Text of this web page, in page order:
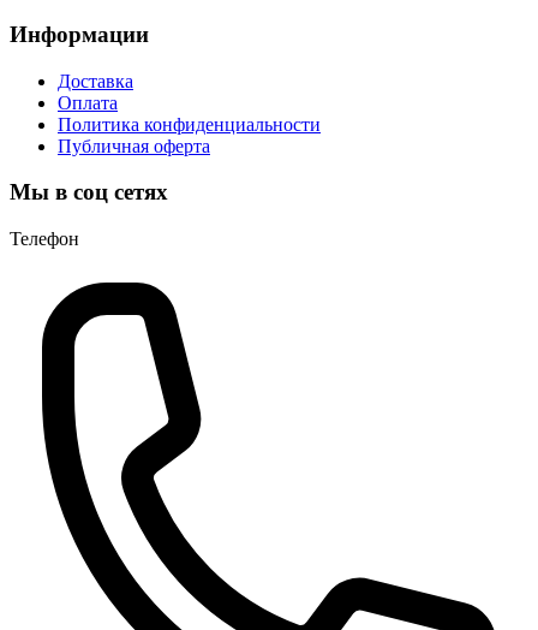
Информации
Доставка
Оплата
Политика конфиденциальности
Публичная оферта
Мы в соц сетях
Телефон